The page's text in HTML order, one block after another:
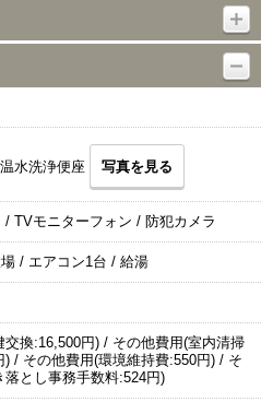
水洗浄便座 写真を見る
/ TVモニターフォン / 防犯カメラ
/ エアコン1台 / 給湯
交換:16,500円) / その他費用(室内清掃
) / その他費用(環境維持費:550円) / そ
落とし事務手数料:524円)